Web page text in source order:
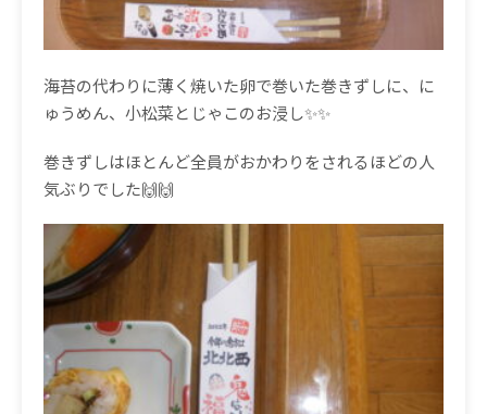
海苔の代わりに薄く焼いた卵で巻いた巻きずしに、に
ゅうめん、小松菜とじゃこのお浸し✨✨
巻きずしはほとんど全員がおかわりをされるほどの人
気ぶりでした🙌🙌